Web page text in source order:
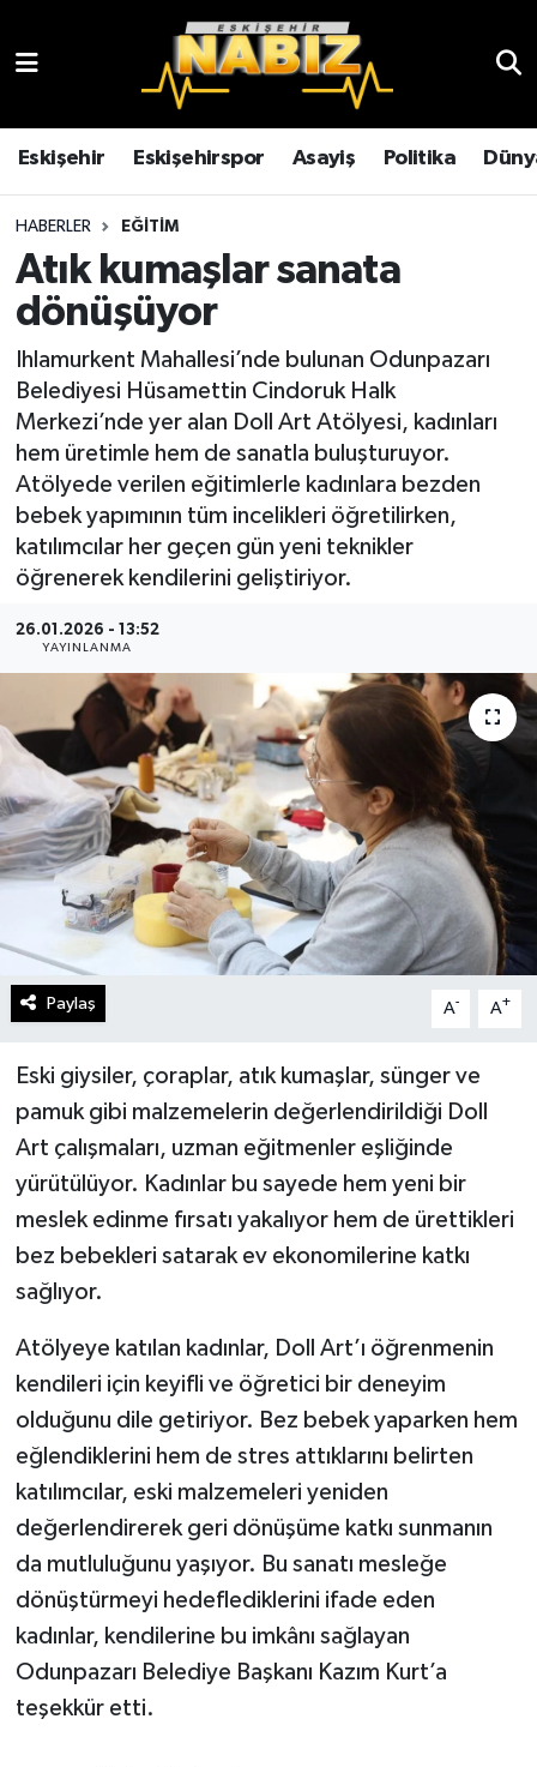
Eskişehir Eskişehirspor Asayiş Politika
HABERLER EĞITIM
Atık kumaşlar sanata
dönüşüyor
Ihlamurkent Mahallesi’nde bulunan Odunpazarı
Belediyesi Hüsamettin Cindoruk Halk
Merkezi’nde yer alan Doll Art Atölyesi, kadınları
hem üretimle hem de sanatla buluşturuyor.
Atölyede verilen eğitimlerle kadınlara bezden
bebek yapımının tüm incelikleri öğretilirken,
katılımcılar her geçen gün yeni teknikler
öğrenerek kendilerini geliştiriyor.
26.01.2026 - 13:52
YAYINLANMA
Paylaş A- A+
Eski giysiler, çoraplar, atık kumaşlar, sünger ve
pamuk gibi malzemelerin değerlendirildiği Doll
Art çalışmaları, uzman eğitmenler eşliğinde
yürütülüyor. Kadınlar bu sayede hem yeni bir
meslek edinme fırsatı yakalıyor hem de ürettikleri
bez bebekleri satarak ev ekonomilerine katkı
sağlıyor.
Atölyeye katılan kadınlar, Doll Art’ı öğrenmenin
kendileri için keyifli ve öğretici bir deneyim
olduğunu dile getiriyor. Bez bebek yaparken hem
eğlendiklerini hem de stres attıklarını belirten
katılımcılar, eski malzemeleri yeniden
değerlendirerek geri dönüşüme katkı sunmanın
da mutluluğunu yaşıyor. Bu sanatı mesleğe
dönüştürmeyi hedeflediklerini ifade eden
kadınlar, kendilerine bu imkânı sağlayan
Odunpazarı Belediye Başkanı Kazım Kurt’a
teşekkür etti.
Çevre
Eğitim
Ekonomi
Eskişehir
Eskişehirspor
Genel
Gündem
Kültür Sanat
Magazin
Politika
Sağlık
Spor
Teknoloji
Yaşam
Yurttan
Eskişehir Hava Durumu
Eskişehir Trafik Yoğunluk Haritası
TFF 3.Lig 4.Grup Puan Durumu ve Fikstür
Tüm Manşetler
Son Dakika Haberleri
Haber Arşivi